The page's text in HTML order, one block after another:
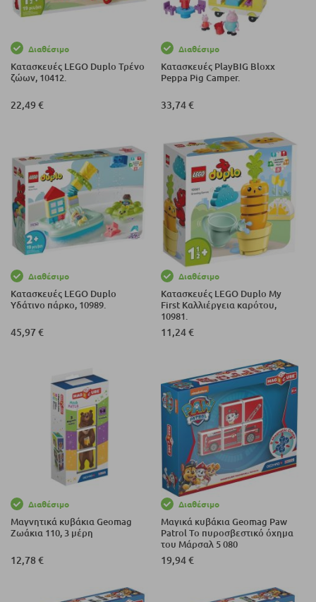
Διαθέσιμο
Κατασκευές LEGO Duplo Τρένο
ζώων, 10412.
22,49 €
Διαθέσιμο
Κατασκευές PlayBIG Bloxx
Peppa Pig Camper.
33,74 €
Διαθέσιμο
Κατασκευές LEGO Duplo
Υδάτινο πάρκο, 10989.
45,97 €
Διαθέσιμο
Κατασκευές LEGO Duplo My
First Καλλιέργεια καρότου,
10981.
11,24 €
Διαθέσιμο
Μαγνητικά κυβάκια Geomag
Ζωάκια 110, 3 μέρη
12,78 €
Διαθέσιμο
Μαγικά κυβάκια Geomag Paw
Patrol Το πυροσβεστικό όχημα
του Μάρσαλ 5 080
19,94 €